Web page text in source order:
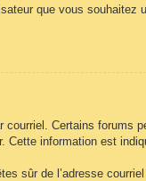
que vous souhaitez
courriel. Certains forums
Cette information est
sûr de l’adresse courriel